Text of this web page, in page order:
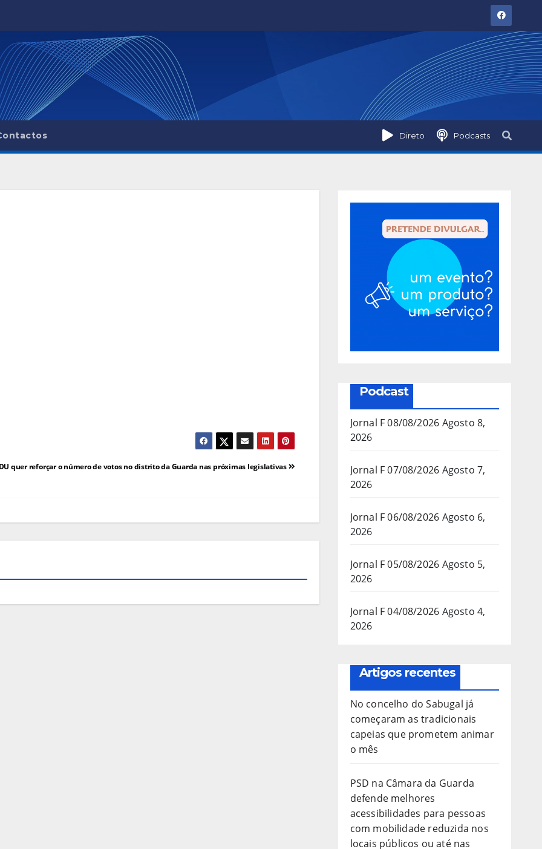
Direto Podcasts
quer reforçar o número de votos no distrito da Guarda nas próximas legislativas
Podcast
Jornal F 08/08/2026 Agosto 8,
2026
Jornal F 07/08/2026 Agosto 7,
2026
Jornal F 06/08/2026 Agosto 6,
2026
Jornal F 05/08/2026 Agosto 5,
2026
Jornal F 04/08/2026 Agosto 4,
2026
Artigos recentes
No concelho do Sabugal já
começaram as tradicionais
capeias que prometem animar
o mês
PSD na Câmara da Guarda
defende melhores
acessibilidades para pessoas
com mobilidade reduzida nos
locais públicos ou até nas